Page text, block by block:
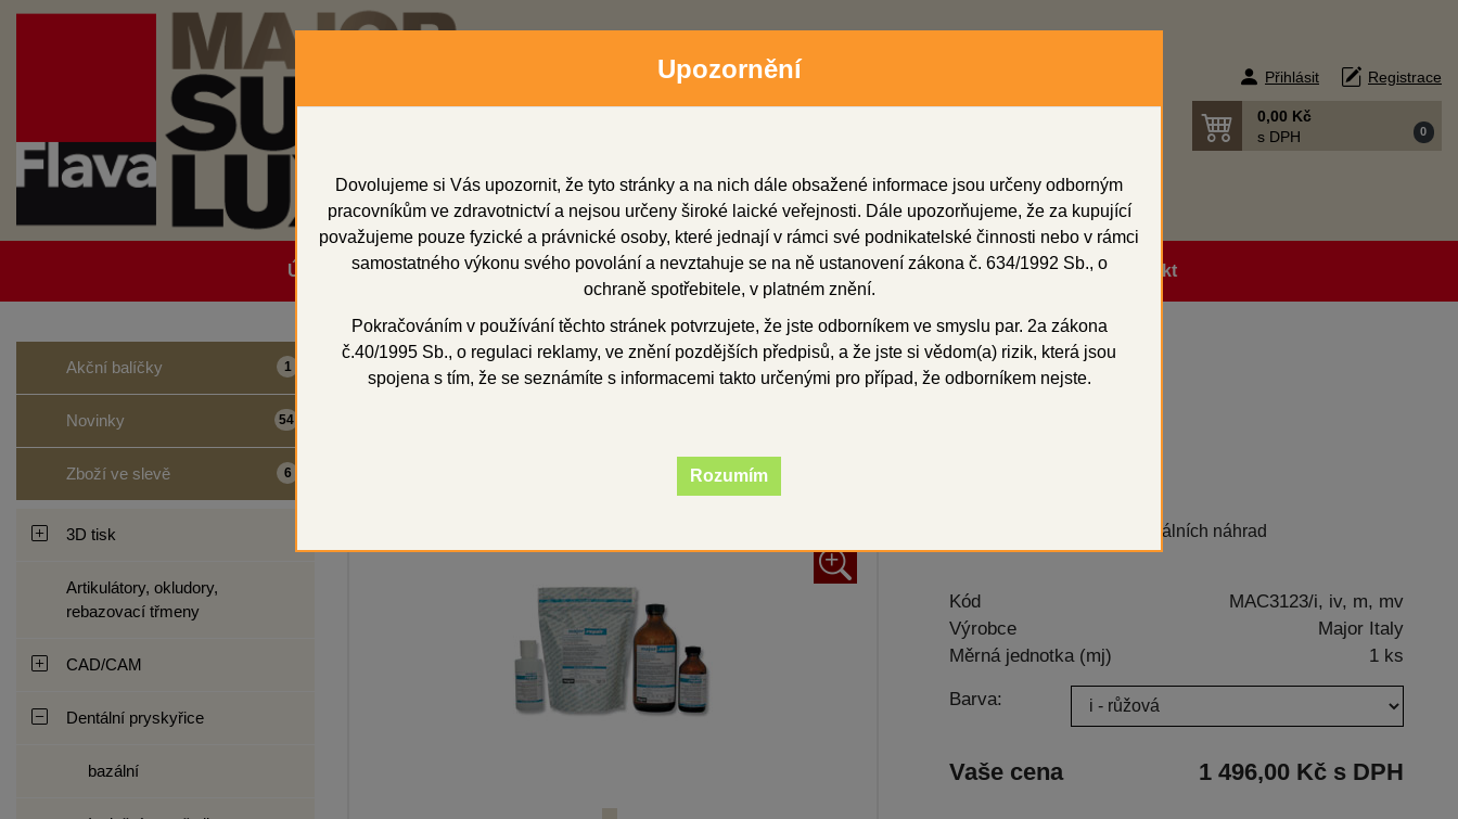
Přihlásit Registrace
0,00 Kč
s DPH
0
Úvodní strana Obchodní zástupci Soubory ke stažení O firmě Obchodní podmínky Kontakt
Akční balíčky 1
Novinky 54
Zboží ve slevě 6
3D tisk
Artikulátory, okludory,
rebazovací třmeny
CAD/CAM
Dentální pryskyřice
bazální
Domů Dentální pryskyřice pro opravy MAJOR.REPAIR pwd. 500 g
+
Opravy snímatelných a parciálních náhrad
Kód
MAC3123/i, iv, m, mv
Výrobce
Major Italy
Měrná jednotka (mj)
1 ks
Barva:
Vaše cena 1 496,00 Kč s DPH
Upozornění
Dovolujeme si Vás upozornit, že tyto stránky a na nich dále obsažené informace jsou určeny odborným
pracovníkům ve zdravotnictví a nejsou určeny široké laické veřejnosti. Dále upozorňujeme, že za kupující
považujeme pouze fyzické a právnické osoby, které jednají v rámci své podnikatelské činnosti nebo v rámci
samostatného výkonu svého povolání a nevztahuje se na ně ustanovení zákona č. 634/1992 Sb., o
ochraně spotřebitele, v platném znění.
Pokračováním v používání těchto stránek potvrzujete, že jste odborníkem ve smyslu par. 2a zákona
č.40/1995 Sb., o regulaci reklamy, ve znění pozdějších předpisů, a že jste si vědom(a) rizik, která jsou
spojena s tím, že se seznámíte s informacemi takto určenými pro případ, že odborníkem nejste.
Rozumím